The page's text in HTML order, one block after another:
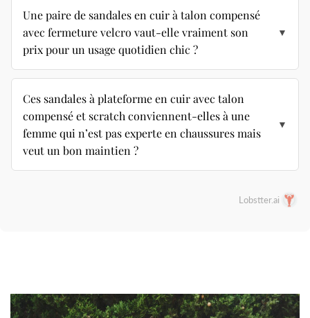
Une paire de sandales en cuir à talon compensé
avec fermeture velcro vaut-elle vraiment son
prix pour un usage quotidien chic ?
▼
Ces sandales à plateforme en cuir avec talon
compensé et scratch conviennent-elles à une
femme qui n’est pas experte en chaussures mais
veut un bon maintien ?
▼
Lobstter.ai